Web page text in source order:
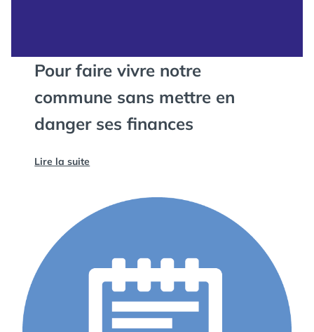
Pour faire vivre notre
commune sans mettre en
danger ses finances
Lire la suite